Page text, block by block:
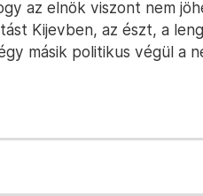
az elnök viszont nem
Kijevben, az észt, a
másik politikus végül a